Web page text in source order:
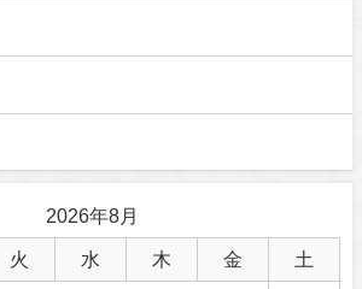
2026年8月
火 水 木 金 土